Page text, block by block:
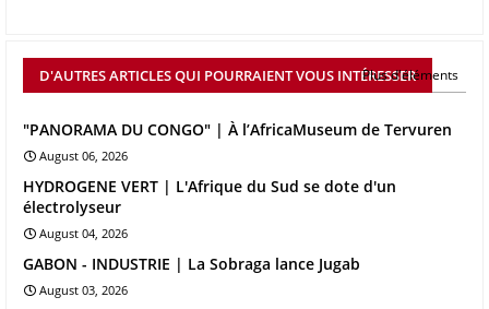
D'AUTRES ARTICLES QUI POURRAIENT VOUS INTÉRESSER
Plus d'éléments
"PANORAMA DU CONGO" | À l’AfricaMuseum de Tervuren
August 06, 2026
HYDROGENE VERT | L'Afrique du Sud se dote d'un
électrolyseur
August 04, 2026
GABON - INDUSTRIE | La Sobraga lance Jugab
August 03, 2026